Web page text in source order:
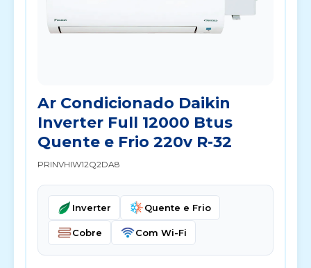
Ar Condicionado Daikin
Inverter Full 12000 Btus
Quente e Frio 220v R-32
PRINVHIW12Q2DA8
Inverter Quente e Frio
Cobre Com Wi-Fi